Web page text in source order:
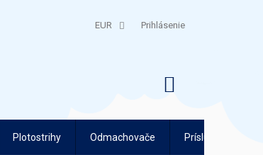
EUR Prihlásenie
Plotostrihy Odmachovače Príslušenstvo